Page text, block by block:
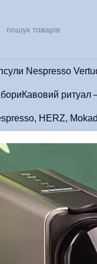
Nespresso
Кавовий ритуал
HERZ,